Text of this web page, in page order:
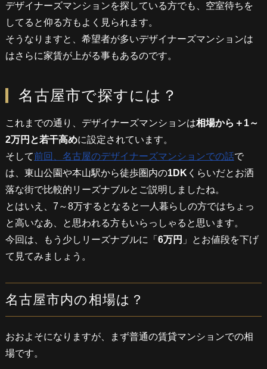
デザイナーズマンションを探している方でも、空室待ちを
してると仰る方もよく見られます。
そうなりますと、希望者が多いデザイナーズマンションは
はさらに家賃が上がる事もあるのです。
名古屋市で探すには？
これまでの通り、デザイナーズマンションは相場から＋1～
2万円と若干高めに設定されています。
そして前回、名古屋のデザイナーズマンションでの話で
は、東山公園や本山駅から徒歩圏内の1DK くらいだとお洒
落な街で比較的リーズナブルとご説明しましたね。
とはいえ、7～8万するとなると一人暮らしの方ではちょっ
と高いなあ、と思われる方もいらっしゃると思います。
今回は、もう少しリーズナブルに「 6万円 」とお値段を下げ
て見てみましょう。
名古屋市内の相場は？
おおよそになりますが、まず普通の賃貸マンションでの相
場です。